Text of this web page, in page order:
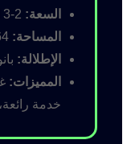
السعة:
المساحة:
الإطلالة:
المميزات:
خدمة